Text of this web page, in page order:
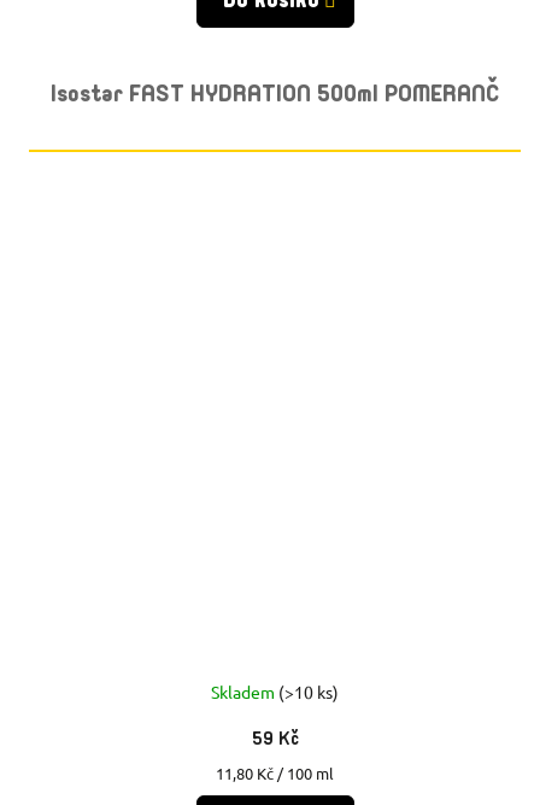
Isostar FAST HYDRATION 500ml POMERANČ
Skladem (>10 ks)
59 Kč
Měrná
cena:
11,80 Kč / 100 ml